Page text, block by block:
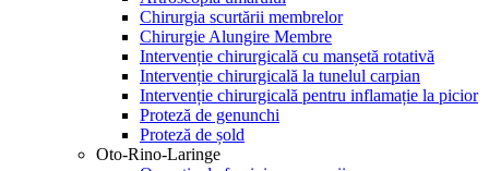
Chirurgia scurtării membrelor
Chirurgie Alungire Membre
Intervenție chirurgicală cu manșetă rotativă
Intervenție chirurgicală la tunelul carpian
Intervenție chirurgicală pentru inflamație la picior
Proteză de genunchi
Proteză de șold
Oto-Rino-Laringe